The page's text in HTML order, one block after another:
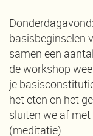
Donderdagavond
basisbeginselen
samen een
de workshop
je
het eten en het
sluiten we af
(meditatie).